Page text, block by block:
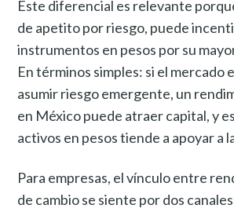
Este diferencial es relevante
de apetito por riesgo, puede
instrumentos en pesos por su
En términos simples: si el mercado
asumir riesgo emergente, un
en México puede atraer capital, y
activos en pesos tiende a apoyar a
Para empresas, el vínculo entre
de cambio se siente por dos